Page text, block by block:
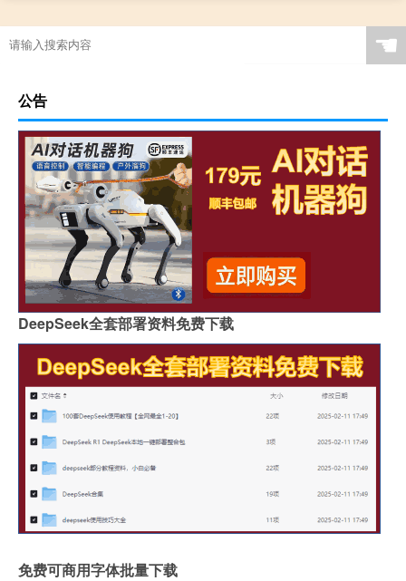
☚
公告
DeepSeek全套部署资料免费下载
免费可商用字体批量下载